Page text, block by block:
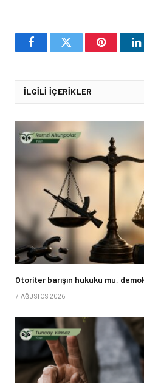
FacebookTwitter Pinterest
İLGILI İÇERIKLER
Otoriter barışın hukuku mu,
7 AĞUSTOS 2026